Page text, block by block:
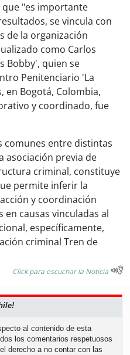
"es importante
se vincula con
de la organización
como Carlos
Bobby', quien se
Penitenciario 'La
en Bogotá, Colombia,
y coordinado, fue
comunes entre distintas
asociación previa de
criminal, constituye
permite inferir la
y coordinación
causas vinculadas al
específicamente,
criminal Tren de
Click para escuchar la Noticia
al contenido de esta
los comentarios respetuosos
derecho a no contar con las